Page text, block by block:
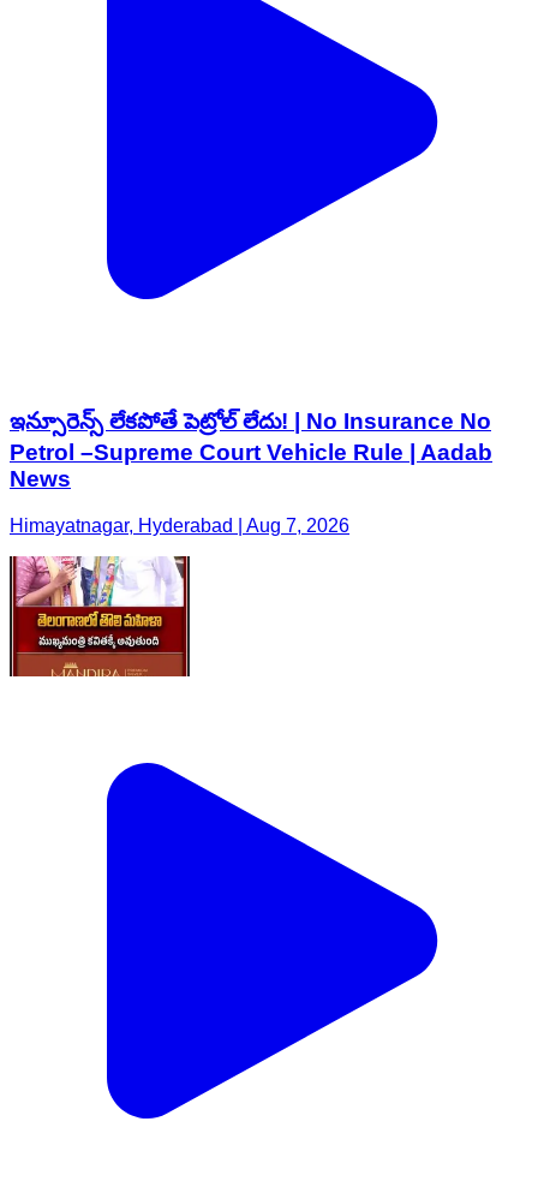
ఇన్సూరెన్స్ లేకపోతే పెట్రోల్ లేదు! | No Insurance No
Petrol –Supreme Court Vehicle Rule | Aadab
News
Himayatnagar, Hyderabad | Aug 7, 2026